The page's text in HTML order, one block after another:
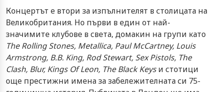
Концертът е втори за изпълнителят в столицата на
Великобритания. Но първи в един от най-
значимите клубове в света, домакин на групи като
The Rolling Stones, Metallica, Paul McCartney, Louis
Armstrong, B.B. King, Rod Stewart, Sex Pistols, The
Clash, Blur, Kings Of Leon, The Black Keysи стотици
още престижни имена за забележителната си 75-